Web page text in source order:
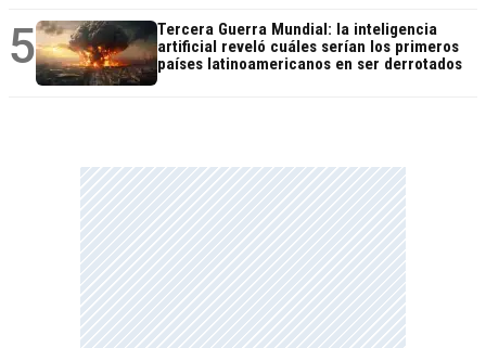
5
Tercera Guerra Mundial: la inteligencia
artificial reveló cuáles serían los primeros
países latinoamericanos en ser derrotados